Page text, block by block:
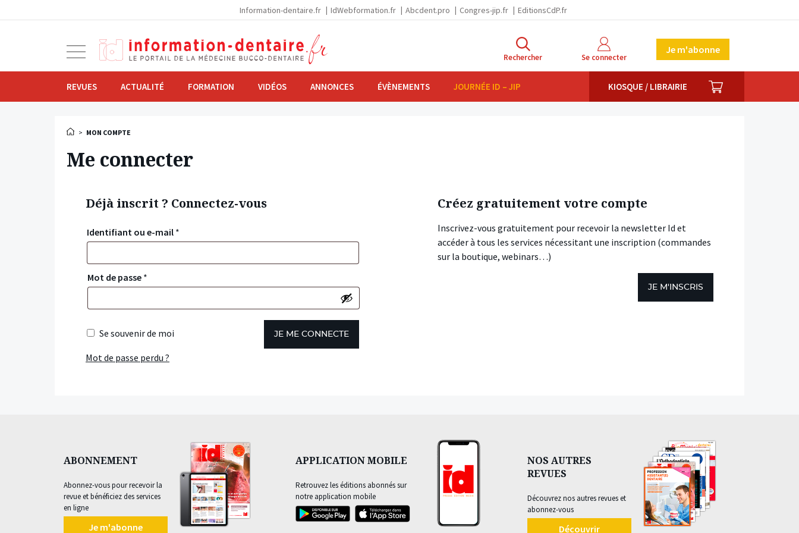
Information-dentaire.fr IdWebformation.fr Abcdent.pro Congres-jip.fr EditionsCdP.fr
navigation
Rechercher Se connecter
Je m'abonne
REVUES ACTUALITÉ FORMATION VIDÉOS ANNONCES ÉVÈNEMENTS JOURNÉE ID – JIP KIOSQUE / LIBRAIRIE PANIER
> MON COMPTE
Me connecter
Déjà inscrit ? Connectez-vous
Identifiant ou e-mail *
Mot de passe *
Se souvenir de moi JE ME CONNECTE
Mot de passe perdu ?
Créez gratuitement votre compte
Inscrivez-vous gratuitement pour recevoir la newsletter Id et
accéder à tous les services nécessitant une inscription (commandes
sur la boutique, webinars…)
JE M'INSCRIS
ABONNEMENT
Abonnez-vous pour recevoir la
revue et bénéficiez des services
en ligne
Je m'abonne
APPLICATION MOBILE
Retrouvez les éditions abonnés sur
notre application mobile
NOS AUTRES
REVUES
Découvrez nos autres revues et
abonnez-vous
Découvrir